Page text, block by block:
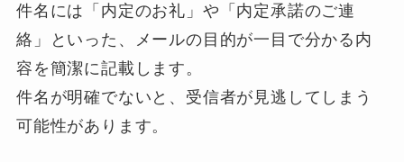
件名には「内定のお礼」や「内定承諾のご連
絡」といった、メールの目的が一目で分かる内
容を簡潔に記載します。
件名が明確でないと、受信者が見逃してしまう
可能性があります。